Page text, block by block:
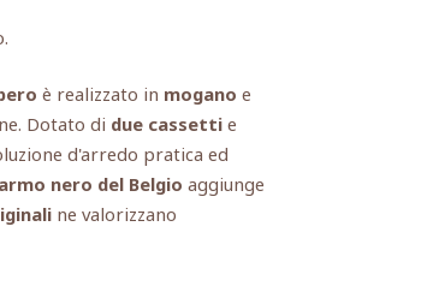
è realizzato in mogano e
Dotato di due cassetti e
d'arredo pratica ed
nero del Belgio aggiunge
ne valorizzano